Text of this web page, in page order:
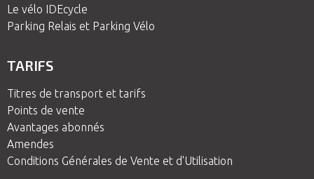
Le vélo IDEcycle
Parking Relais et Parking Vélo
TARIFS
Titres de transport et tarifs
Points de vente
Avantages abonnés
Amendes
Conditions Générales de Vente et d'Utilisation